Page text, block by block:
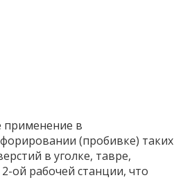
применение в
(пробивке) таких
в уголке, тавре,
ой рабочей станции, что